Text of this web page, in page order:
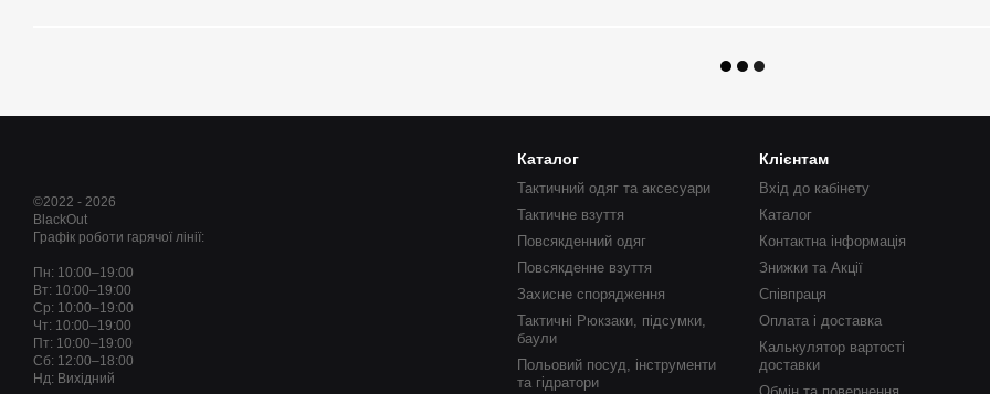
©2022 - 2026
BlackOut
Графік роботи гарячої лінії:
Пн: 10:00–19:00
Вт: 10:00–19:00
Ср: 10:00–19:00
Чт: 10:00–19:00
Пт: 10:00–19:00
Сб: 12:00–18:00
Нд: Вихідний
Каталог
Тактичний одяг та аксесуари
Тактичне взуття
Повсякденний одяг
Повсякденне взуття
Захисне спорядження
Тактичні Рюкзаки, підсумки,
баули
Польовий посуд, інструменти
та гідратори
Клієнтам
Вхід до кабінету
Каталог
Контактна інформація
Знижки та Акції
Співпраця
Оплата і доставка
Калькулятор вартості
доставки